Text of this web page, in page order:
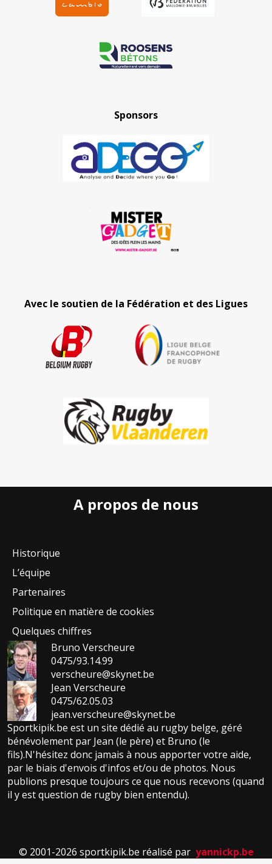
Sponsors
Avec le soutien de la Fédération et des Ligues
A propos de nous
Historique
L’équipe
Partenaires
Politique en matière de cookies
Quelques chiffres
Bruno Verscheure
0475/93.14.99
verscheure@skynet.be
Jean Verscheure
0475/62.05.03
jean.verscheure@skynet.be
Sportkipik.be est un site dédié au rugby belge, géré
bénévolement par Jean (le père) et Bruno (le
fils).N'hésitez donc jamais à nous apporter votre aide,
par le biais d'envois d'infos et/ou de photos. Nous
publions presque toujours ce que nous recevons (quand
il y est question de rugby bien entendu).
© 2001-2026 sportkipik.be réalisé par yannickp.be